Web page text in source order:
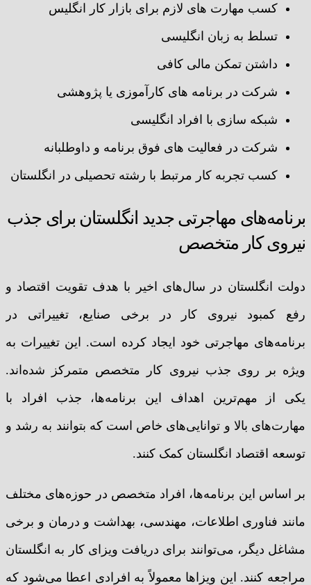
کسب مهارت های لازم برای بازار کار انگلیس
تسلط به زبان انگلیسی
داشتن تمکن مالی کافی
شرکت در برنامه های کارآموزی یا پژوهشی
شبکه سازی با افراد انگلیسی
شرکت در فعالیت های فوق برنامه و داوطلبانه
کسب تجربه کار مرتبط با رشته تحصیلی در انگلستان
برنامه‌های مهاجرتی جدید انگلستان برای جذب
نیروی کار متخصص
دولت انگلستان در سال‌های اخیر با هدف تقویت اقتصاد و
رفع کمبود نیروی کار در برخی صنایع، تغییراتی در
برنامه‌های مهاجرتی خود ایجاد کرده است. این تغییرات به
ویژه بر روی جذب نیروی کار متخصص متمرکز شده‌اند.
یکی از مهم‌ترین اهداف این برنامه‌ها، جذب افراد با
مهارت‌های بالا و توانایی‌های خاص است که بتوانند به رشد و
توسعه اقتصاد انگلستان کمک کنند.
بر اساس این برنامه‌ها، افراد متخصص در حوزه‌های مختلف
مانند فناوری اطلاعات، مهندسی، بهداشت و درمان و برخی
مشاغل دیگر، می‌توانند برای دریافت ویزای کار به انگلستان
مراجعه کنند. این ویزاها معمولاً به افرادی اعطا می‌شود که